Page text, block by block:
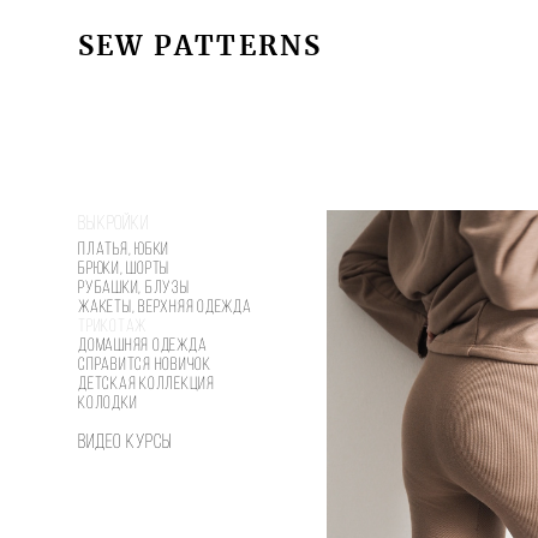
SEW PATTERNS
SEW PATTERNS
Выкройки
Платья, юбки
Брюки, шорты
Рубашки, блузы
Жакеты, верхняя одежда
Трикотаж
Домашняя одежда
Справится новичок
Детская коллекция
Колодки
Видео курсы